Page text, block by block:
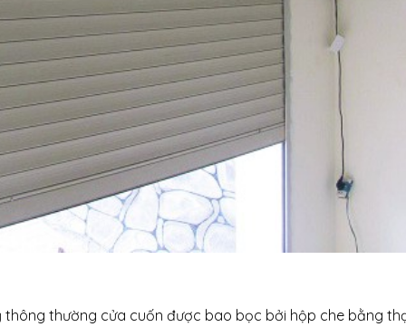
thường cửa cuốn được bao bọc bởi hộp che bằng